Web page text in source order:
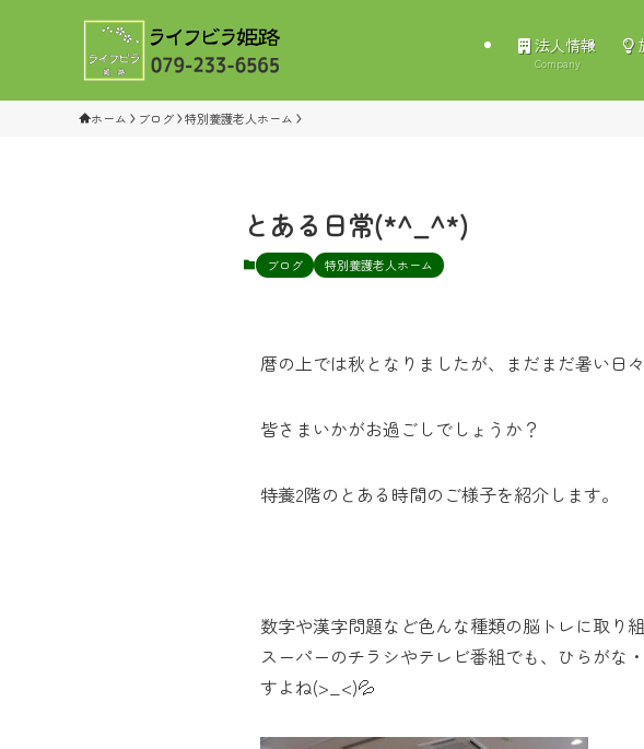
法人情報
Company
ホーム ブログ 特別養護老人ホーム
とある日常(*^_^*)
ブログ 特別養護老人ホーム
暦の上では秋となりましたが、まだまだ暑い日
皆さまいかがお過ごしでしょうか？
特養2階のとある時間のご様子を紹介します。
数字や漢字問題など色んな種類の脳トレに取り
スーパーのチラシやテレビ番組でも、ひらがな
すよね(>_<)💦